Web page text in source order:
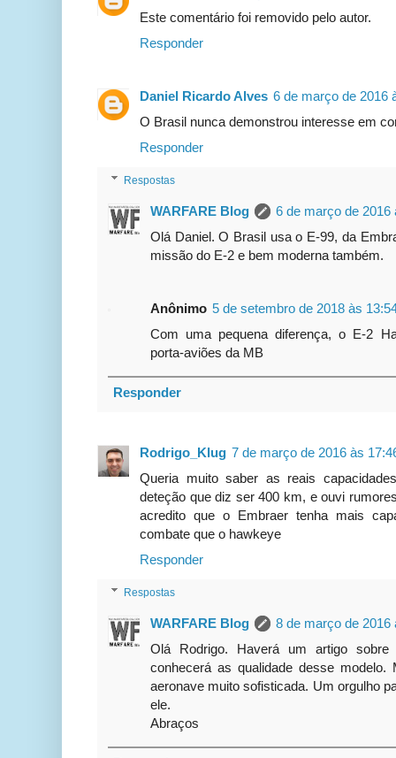
Este comentário foi removido pelo autor.
Responder
Daniel Ricardo Alves 6 de março de 2016
O Brasil nunca demonstrou interesse em
Responder
Respostas
WARFARE Blog
6 de março de 2016
Olá Daniel. O Brasil usa o E-99, da
missão do E-2 e bem moderna também.
Anônimo 5 de setembro de 2018 às
Com uma pequena diferença, o E-2
porta-aviões da MB
Responder
Rodrigo_Klug 7 de março de 2016 às
Queria muito saber as reais
deteção que diz ser 400 km, e ouvi
acredito que o Embraer tenha mais
combate que o hawkeye
Responder
Respostas
WARFARE Blog
8 de março de 2016
Olá Rodrigo. Haverá um artigo
conhecerá as qualidade desse
aeronave muito sofisticada. Um orgulho
ele.
Abraços